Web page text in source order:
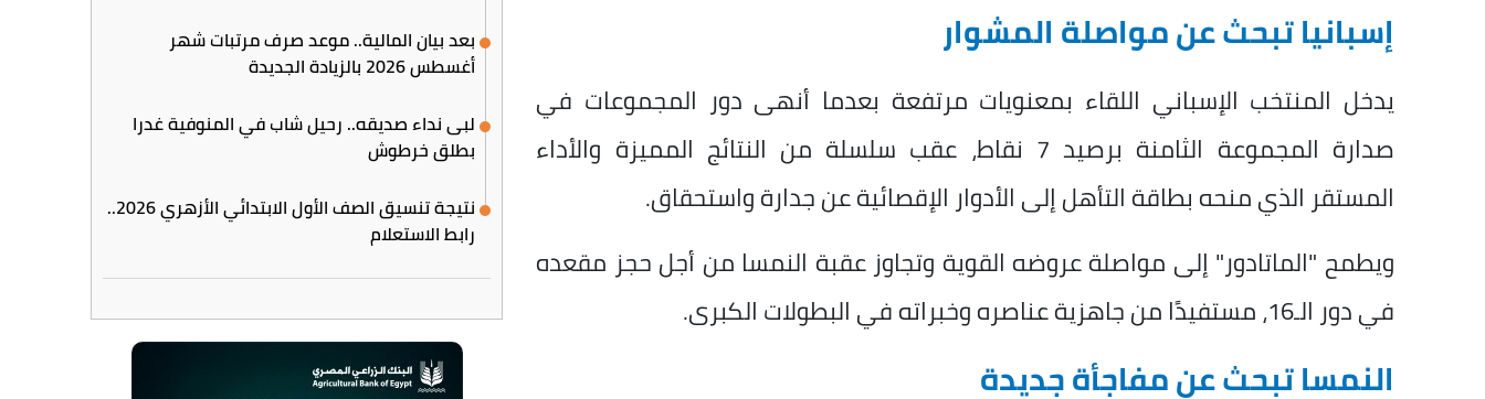
إسبانيا تبحث عن مواصلة المشوار
يدخل المنتخب الإسباني اللقاء بمعنويات مرتفعة بعدما أنهى دور المجموعات في
صدارة المجموعة الثامنة برصيد 7 نقاط، عقب سلسلة من النتائج المميزة والأداء
المستقر الذي منحه بطاقة التأهل إلى الأدوار الإقصائية عن جدارة واستحقاق.
ويطمح "الماتادور" إلى مواصلة عروضه القوية وتجاوز عقبة النمسا من أجل حجز مقعده
في دور الـ16، مستفيدًا من جاهزية عناصره وخبراته في البطولات الكبرى.
النمسا تبحث عن مفاجأة جديدة
بعد بيان المالية.. موعد صرف مرتبات شهر
أغسطس 2026 بالزيادة الجديدة
لبى نداء صديقه.. رحيل شاب في المنوفية غدرا
بطلق خرطوش
نتيجة تنسيق الصف الأول الابتدائي الأزهري 2026..
رابط الاستعلام